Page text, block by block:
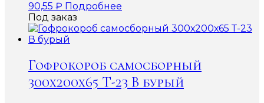
90,55 ₽ Подробнее
Под заказ
Гофрокороб самосборный
300х200х65 Т-23 В бурый